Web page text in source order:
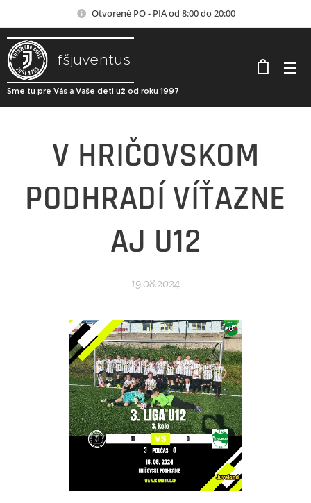
Otvorené PO - PIA od 8:00 do 20:00
fšjuventus
Sme tu pre Vás a Vaše deti už od roku 1997
V HRIČOVSKOM
PODHRADÍ VÍŤAZNE
AJ U12
19.08.2024